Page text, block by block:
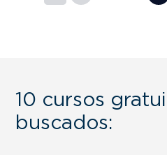
10 cursos
buscados: